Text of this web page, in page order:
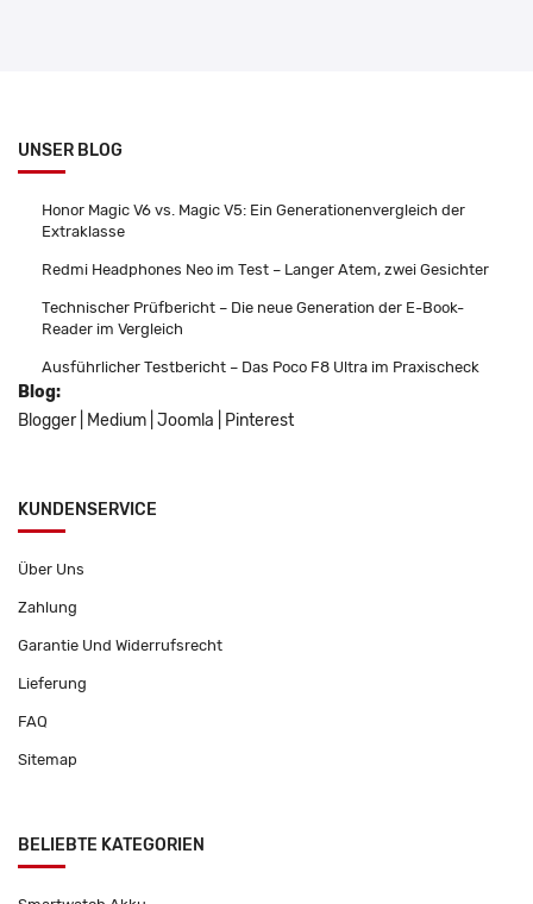
UNSER BLOG
Honor Magic V6 vs. Magic V5: Ein Generationenvergleich der
Extraklasse
Redmi Headphones Neo im Test – Langer Atem, zwei Gesichter
Technischer Prüfbericht – Die neue Generation der E-Book-
Reader im Vergleich
Ausführlicher Testbericht – Das Poco F8 Ultra im Praxischeck
Blog:
Blogger
Medium Joomla Pinterest
KUNDENSERVICE
Über Uns
Zahlung
Garantie Und Widerrufsrecht
Lieferung
FAQ
Sitemap
BELIEBTE KATEGORIEN